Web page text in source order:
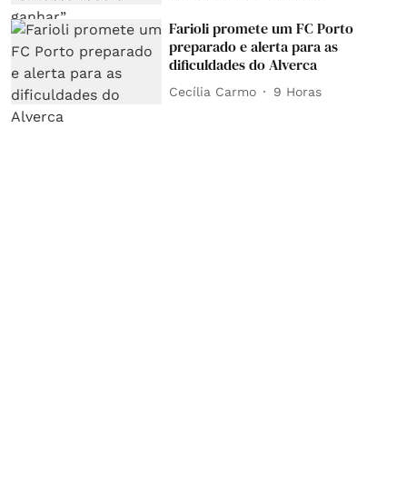
Farioli promete um FC Porto
preparado e alerta para as
dificuldades do Alverca
Cecília Carmo 9 Horas